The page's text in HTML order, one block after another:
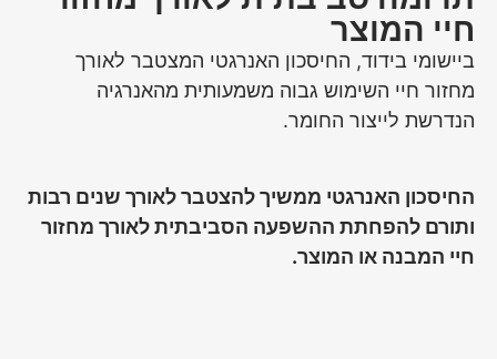
חיי המוצר
ביישומי בידוד, החיסכון האנרגטי המצטבר לאורך
מחזור חיי השימוש גבוה משמעותית מהאנרגיה
הנדרשת לייצור החומר.
החיסכון האנרגטי ממשיך להצטבר לאורך שנים רבות
ותורם להפחתת ההשפעה הסביבתית לאורך מחזור
חיי המבנה או המוצר.